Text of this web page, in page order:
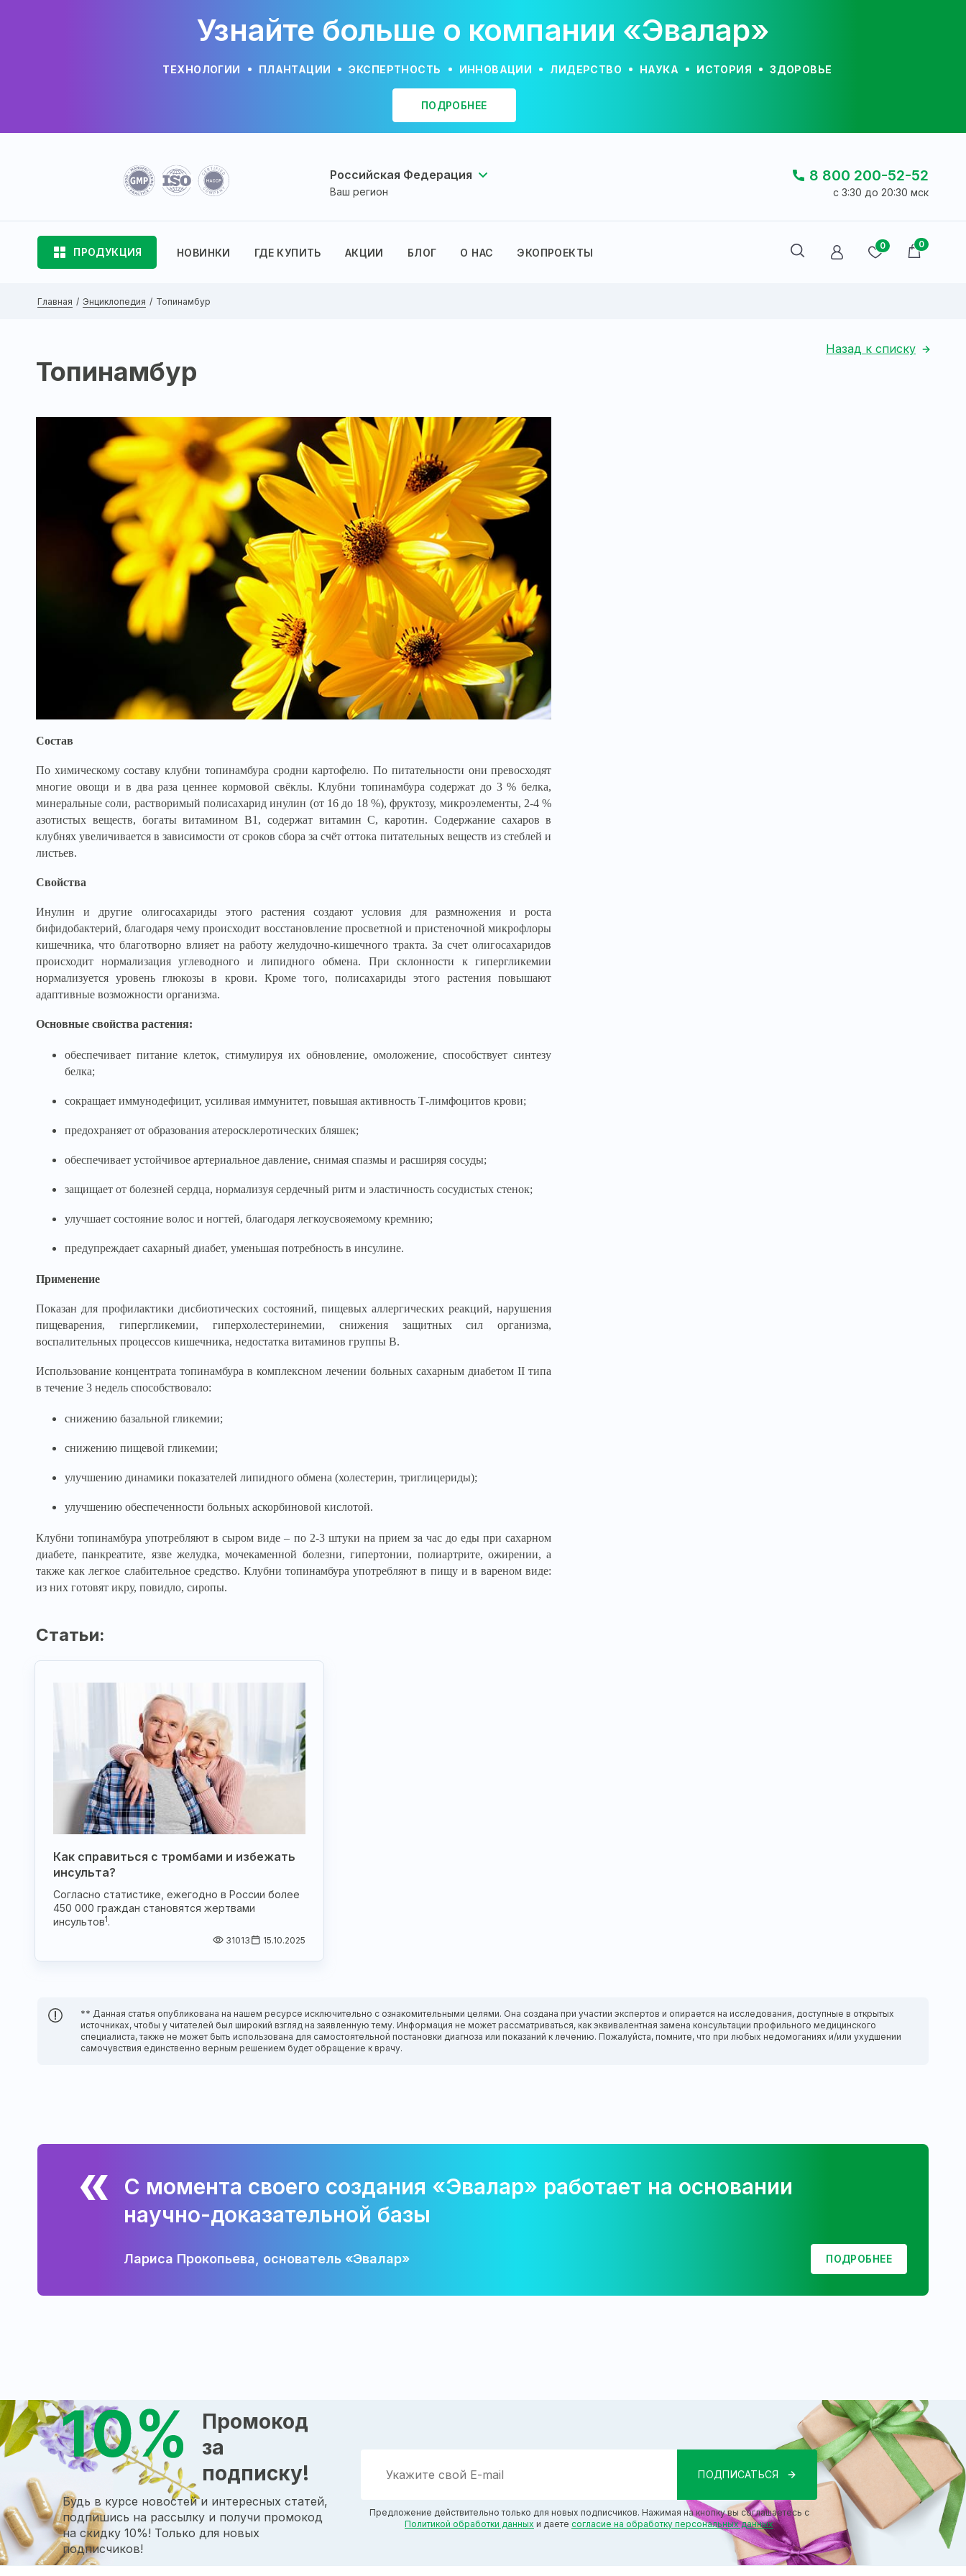
Узнайте больше о компании «Эвалар»
ТЕХНОЛОГИИ ПЛАНТАЦИИ ЭКСПЕРТНОСТЬ ИННОВАЦИИ ЛИДЕРСТВО НАУКА ИСТОРИЯ ЗДОРОВЬЕ
ПОДРОБНЕЕ
Российская Федерация
Ваш регион
8 800 200-52-52
c 3:30 до 20:30 мск
ПРОДУКЦИЯ НОВИНКИ ГДЕ КУПИТЬ АКЦИИ БЛОГ О НАС ЭКОПРОЕКТЫ
0 0
Главная Энциклопедия Топинамбур
Назад к списку
Топинамбур
Состав
По химическому составу клубни топинамбура сродни картофелю. По питательности они превосходят
многие овощи и в два раза ценнее кормовой свёклы. Клубни топинамбура содержат до 3 % белка,
минеральные соли, растворимый полисахарид инулин (от 16 до 18 %), фруктозу, микроэлементы, 2-4 %
азотистых веществ, богаты витамином B1, содержат витамин C, каротин. Содержание сахаров в
клубнях увеличивается в зависимости от сроков сбора за счёт оттока питательных веществ из стеблей и
листьев.
Свойства
Инулин и другие олигосахариды этого растения создают условия для размножения и роста
бифидобактерий, благодаря чему происходит восстановление просветной и пристеночной микрофлоры
кишечника, что благотворно влияет на работу желудочно-кишечного тракта. За счет олигосахаридов
происходит нормализация углеводного и липидного обмена. При склонности к гипергликемии
нормализуется уровень глюкозы в крови. Кроме того, полисахариды этого растения повышают
адаптивные возможности организма.
Основные свойства растения:
обеспечивает питание клеток, стимулируя их обновление, омоложение, способствует синтезу
белка;
сокращает иммунодефицит, усиливая иммунитет, повышая активность Т-лимфоцитов крови;
предохраняет от образования атеросклеротических бляшек;
обеспечивает устойчивое артериальное давление, снимая спазмы и расширяя сосуды;
защищает от болезней сердца, нормализуя сердечный ритм и эластичность сосудистых стенок;
улучшает состояние волос и ногтей, благодаря легкоусвояемому кремнию;
предупреждает сахарный диабет, уменьшая потребность в инсулине.
Применение
Показан для профилактики дисбиотических состояний, пищевых аллергических реакций, нарушения
пищеварения, гипергликемии, гиперхолестеринемии, снижения защитных сил организма,
воспалительных процессов кишечника, недостатка витаминов группы В.
Использование концентрата топинамбура в комплексном лечении больных сахарным диабетом II типа
в течение 3 недель способствовало:
снижению базальной гликемии;
снижению пищевой гликемии;
улучшению динамики показателей липидного обмена (холестерин, триглицериды);
улучшению обеспеченности больных аскорбиновой кислотой.
Клубни топинамбура употребляют в сыром виде – по 2-3 штуки на прием за час до еды при сахарном
диабете, панкреатите, язве желудка, мочекаменной болезни, гипертонии, полиартрите, ожирении, а
также как легкое слабительное средство. Клубни топинамбура употребляют в пищу и в вареном виде:
из них готовят икру, повидло, сиропы.
Статьи:
Как справиться с тромбами и избежать
инсульта?
Согласно статистике, ежегодно в России более
450 000 граждан становятся жертвами
инсультов1.
31013 15.10.2025
** Данная статья опубликована на нашем ресурсе исключительно с ознакомительными целями. Она создана при участии экспертов и опирается на исследования, доступные в открытых
источниках, чтобы у читателей был широкий взгляд на заявленную тему. Информация не может рассматриваться, как эквивалентная замена консультации профильного медицинского
специалиста, также не может быть использована для самостоятельной постановки диагноза или показаний к лечению. Пожалуйста, помните, что при любых недомоганиях и/или ухудшении
самочувствия единственно верным решением будет обращение к врачу.
С момента своего создания «Эвалар» работает на основании
научно-доказательной базы
Лариса Прокопьева, основатель «Эвалар» ПОДРОБНЕЕ
Промокод
за
подписку!
Будь в курсе новостей и интересных статей,
подпишись на рассылку и получи промокод
на скидку 10%! Только для новых
подписчиков!
Предложение действительно только для новых подписчиков. Нажимая на кнопку вы соглашаетесь с
Политикой обработки данных и даете согласие на обработку персональных данных